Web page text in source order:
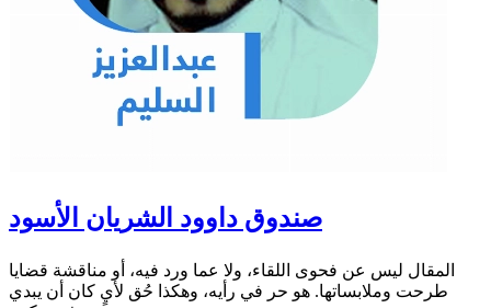
صندوق داوود الشريان الأسود
المقال ليس عن فحوى اللقاء، ولا عما ورد فيه، أو مناقشة قضايا
طرحت وملابساتها. هو حر في رأيه، وهكذا حُق لأيٍ كان أن يبدي